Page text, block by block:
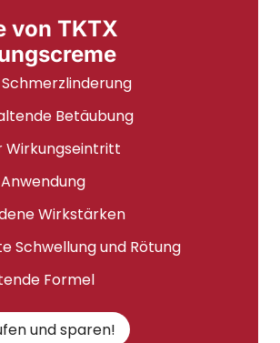
von TKTX
Betäubung
Wirkungseintritt
Wirkstärken
Schwellung und Rötung
Formel
und sparen!